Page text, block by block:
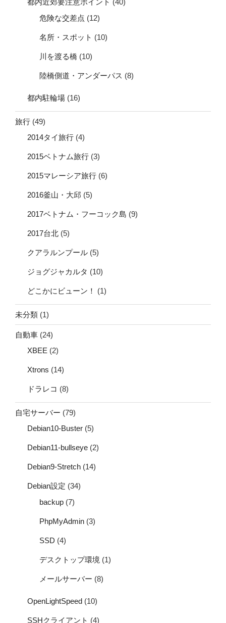
都内近郊要注意ポイント (40)
危険な交差点 (12)
名所・スポット (10)
川を渡る橋 (10)
陸橋側道・アンダーパス (8)
都内駐輪場 (16)
旅行 (49)
2014タイ旅行 (4)
2015ベトナム旅行 (3)
2015マレーシア旅行 (6)
2016釜山・大邱 (5)
2017ベトナム・フーコック島 (9)
2017台北 (5)
クアラルンプール (5)
ジョグジャカルタ (10)
どこかにビューン！ (1)
未分類 (1)
自動車 (24)
XBEE (2)
Xtrons (14)
ドラレコ (8)
自宅サーバー (79)
Debian10-Buster (5)
Debian11-bullseye (2)
Debian9-Stretch (14)
Debian設定 (34)
backup (7)
PhpMyAdmin (3)
SSD (4)
デスクトップ環境 (1)
メールサーバー (8)
OpenLightSpeed (10)
SSHクライアント (4)